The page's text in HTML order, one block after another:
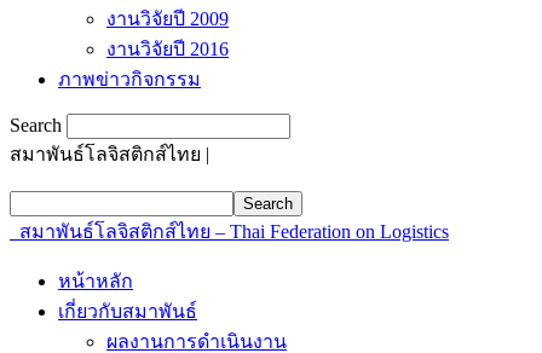
งานวิจัยปี 2009
งานวิจัยปี 2016
ภาพข่าวกิจกรรม
Search
สมาพันธ์โลจิสติกส์ไทย |
สมาพันธ์โลจิสติกส์ไทย – Thai Federation on Logistics
หน้าหลัก
เกี่ยวกับสมาพันธ์
ผลงานการดำเนินงาน